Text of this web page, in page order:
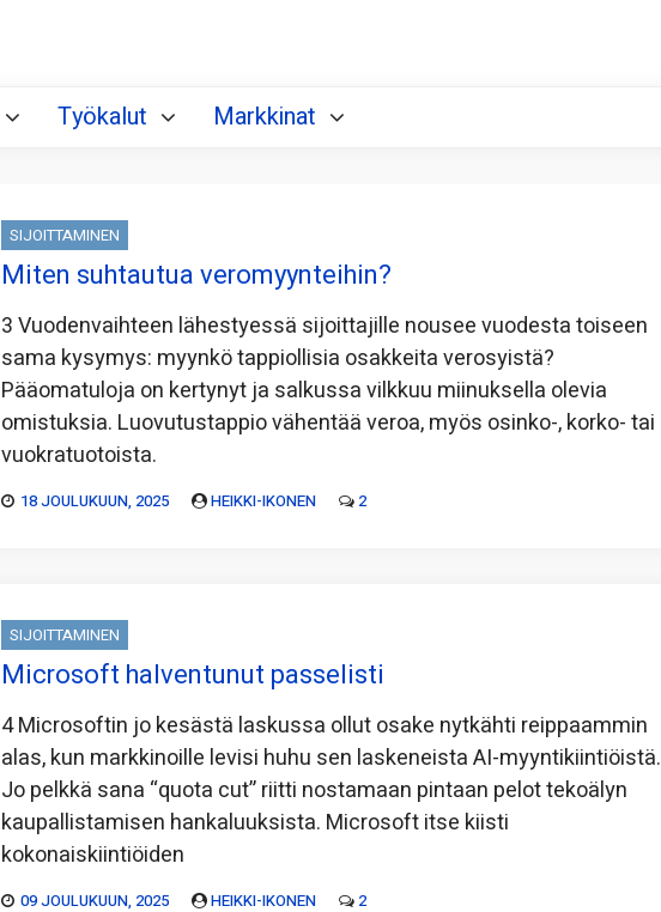
Työkalut Markkinat
SIJOITTAMINEN
Miten suhtautua veromyynteihin?
3 Vuodenvaihteen lähestyessä sijoittajille nousee vuodesta toiseen
sama kysymys: myynkö tappiollisia osakkeita verosyistä?
Pääomatuloja on kertynyt ja salkussa vilkkuu miinuksella olevia
omistuksia. Luovutustappio vähentää veroa, myös osinko-, korko- tai
vuokratuotoista.
18 JOULUKUUN, 2025 HEIKKI-IKONEN 2
SIJOITTAMINEN
Microsoft halventunut passelisti
4 Microsoftin jo kesästä laskussa ollut osake nytkähti reippaammin
alas, kun markkinoille levisi huhu sen laskeneista AI-myyntikiintiöistä.
Jo pelkkä sana “quota cut” riitti nostamaan pintaan pelot tekoälyn
kaupallistamisen hankaluuksista. Microsoft itse kiisti
kokonaiskiintiöiden
09 JOULUKUUN, 2025 HEIKKI-IKONEN 2